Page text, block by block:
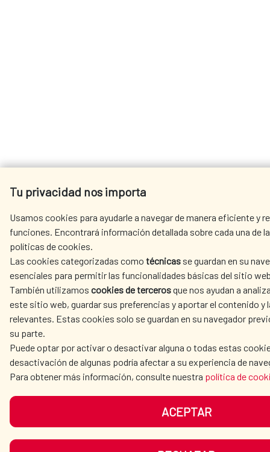
Tu privacidad nos importa
Usamos cookies para ayudarle a navegar de manera eficiente y
funciones. Encontrará información detallada sobre cada una de
políticas de cookies.
Las cookies categorizadas como técnicas se guardan en su
esenciales para permitir las funcionalidades básicas del sitio
También utilizamos cookies de tercerosque nos ayudan a
este sitio web, guardar sus preferencias y aportar el contenido y
relevantes. Estas cookies solo se guardan en su navegador
su parte.
Puede optar por activar o desactivar alguna o todas estas
desactivación de algunas podría afectar a su experiencia de
Para obtener más información, consulte nuestra política de
ACEPTAR